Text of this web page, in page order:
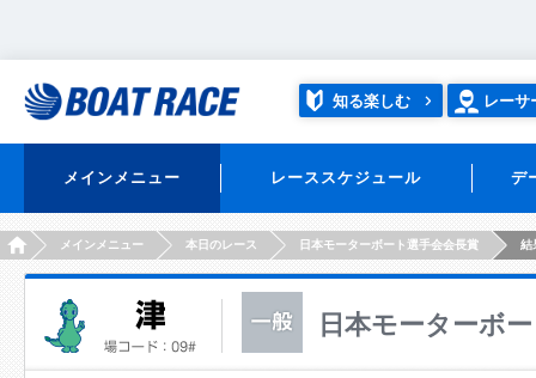
知る楽しむ レーサ
メインメニュー レーススケジュール デ
HOMEメインメニュー 本日のレース 日本モーターボート選手会会長賞 結
日本モーターボ